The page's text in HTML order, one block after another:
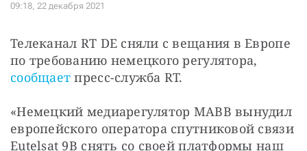
Телеканал RT DE сняли с вещания в Европе
сообщает пресс-служба RT.
«Немецкий медиарегулятор MABB вынудил
европейского оператора спутниковой связи
Eutelsat 9В снять со своей платформы наш